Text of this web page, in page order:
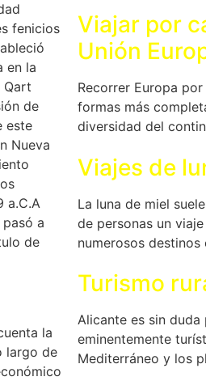
fenicios
en la
Qart
de
este
Nueva
a.C.A
a
de
la
largo de
Viajar por
Unión
Recorrer Europa
formas más
diversidad del
Viajes de
La luna de miel
de personas un
numerosos destinos
Turismo
Alicante es sin
eminentemente
Mediterráneo y los